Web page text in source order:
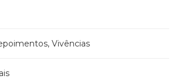
Vivências